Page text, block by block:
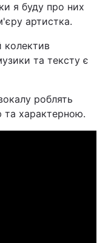
я буду про них
артистка.
колектив
та тексту є
роблять
та характерною.